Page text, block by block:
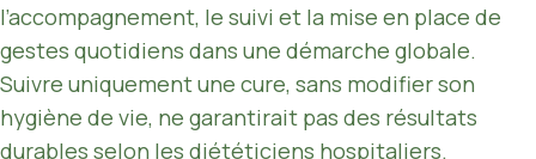
l’accompagnement, le suivi et la mise en place de
gestes quotidiens dans une démarche globale.
Suivre uniquement une cure, sans modifier son
hygiène de vie, ne garantirait pas des résultats
durables selon les diététiciens hospitaliers.